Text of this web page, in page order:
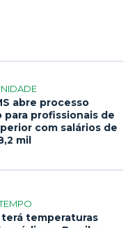
abre processo
para profissionais de
com salários de
mil
temperaturas